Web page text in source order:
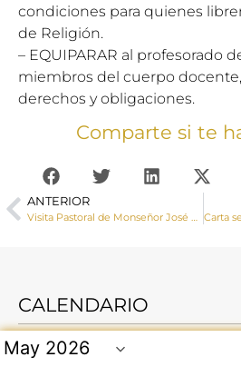
condiciones para quienes
de Religión.
– EQUIPARAR al profesorado
miembros del cuerpo
derechos y obligaciones.
Comparte si te
ANTERIOR
Visita Pastoral de Monseñor José María Yanguas a Horcajo de Santiago
CALENDARIO